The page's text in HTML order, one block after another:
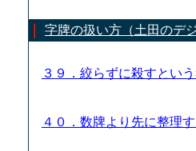
字牌の扱い方（土田のデジ
３９．絞らずに殺すとい
４０．数牌より先に整理